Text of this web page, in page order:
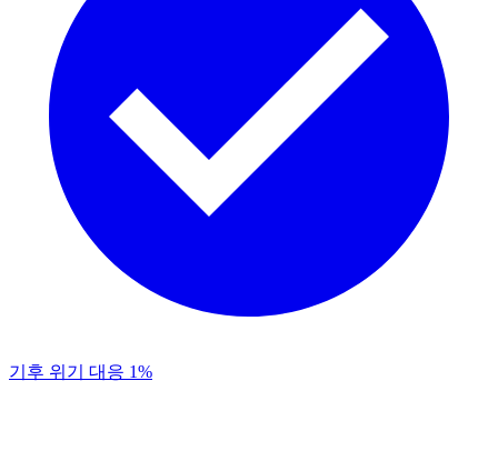
기후 위기 대응 1%